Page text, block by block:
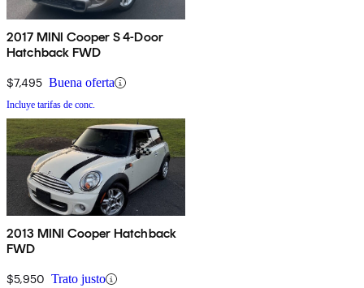
2017 MINI Cooper S 4-Door
Hatchback FWD
$7,495 Buena oferta
Incluye tarifas de conc.
2013 MINI Cooper Hatchback
FWD
$5,950 Trato justo